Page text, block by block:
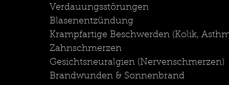
Verdauungsstörungen
Blasenentzündung
Krampfartige Beschwerden (Kolik,
Zahnschmerzen
Gesichtsneuralgien (Nervenschmerzen)
Brandwunden & Sonnenbrand